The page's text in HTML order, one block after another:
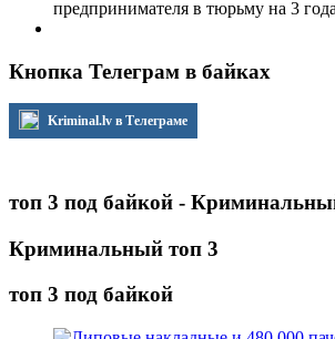
предпринимателя в тюрьму на 3
Кнопка Телеграм в байках
Kriminal.lv в Телеграме
топ 3 под байкой -
Криминальный топ 3
топ 3 под байкой